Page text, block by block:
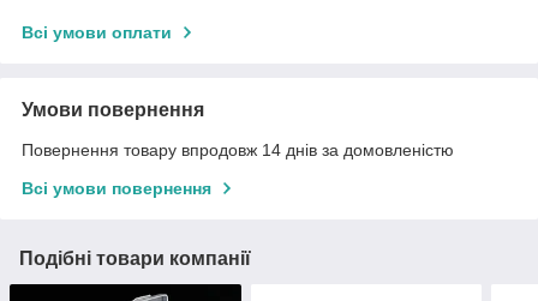
Всі умови оплати
Умови повернення
Повернення товару впродовж 14 днів за домовленістю
Всі умови повернення
Подібні товари компанії